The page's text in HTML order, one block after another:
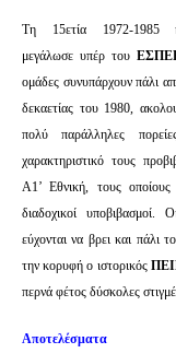
Τη 15ετία 1972-1985
μεγάλωσε υπέρ του
ομάδες συνυπάρχουν πάλι
δεκαετίας του 1980,
πολύ παράλληλες
χαρακτηριστικό τους
Α1’ Εθνική, τους οποίους
διαδοχικοί υποβιβασμοί.
εύχονται να βρει και πάλι
την κορυφή ο ιστορικός
περνά φέτος δύσκολες
Αποτελέσματα